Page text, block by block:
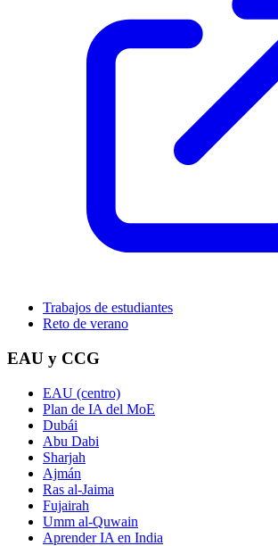
Trabajos de estudiantes
Reto de verano
EAU y CCG
EAU (centro)
Plan de IA del MoE
Dubái
Abu Dabi
Sharjah
Ajmán
Ras al-Jaima
Fujairah
Umm al-Quwain
Aprender IA en India